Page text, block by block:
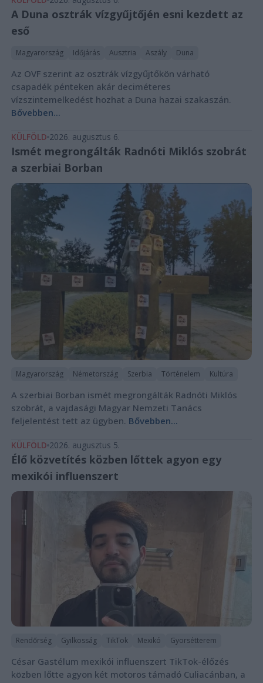
A Duna osztrák vízgyűjtőjén esni kezdett az
eső
Magyarország Időjárás Ausztria Aszály Duna
Az OVF szerint az osztrák vízgyűjtőkön várható
csapadék pénteken akár deciméteres
vízszintemelkedést hozhat a Duna hazai szakaszán.
Bővebben...
KÜLFÖLD 2026. augusztus 6.
Ismét megrongálták Radnóti Miklós szobrát
a szerbiai Borban
Magyarország Németország Szerbia Történelem Kultúra
A szerbiai Borban ismét megrongálták Radnóti Miklós
szobrát, a vajdasági Magyar Nemzeti Tanács
feljelentést tett az ügyben. Bővebben...
KÜLFÖLD 2026. augusztus 5.
Élő közvetítés közben lőttek agyon egy
mexikói influenszert
Rendőrség Gyilkosság TikTok Mexikó Gyorsétterem
César Gastélum mexikói influenszert TikTok-élőzés
közben lőtte agyon két motoros támadó Culiacánban, a